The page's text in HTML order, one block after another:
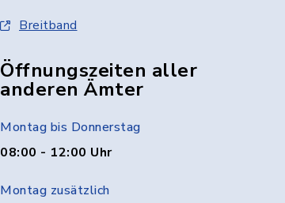
Breitband
Öffnungszeiten aller
anderen Ämter
Montag bis Donnerstag
08:00 - 12:00 Uhr
Montag zusätzlich